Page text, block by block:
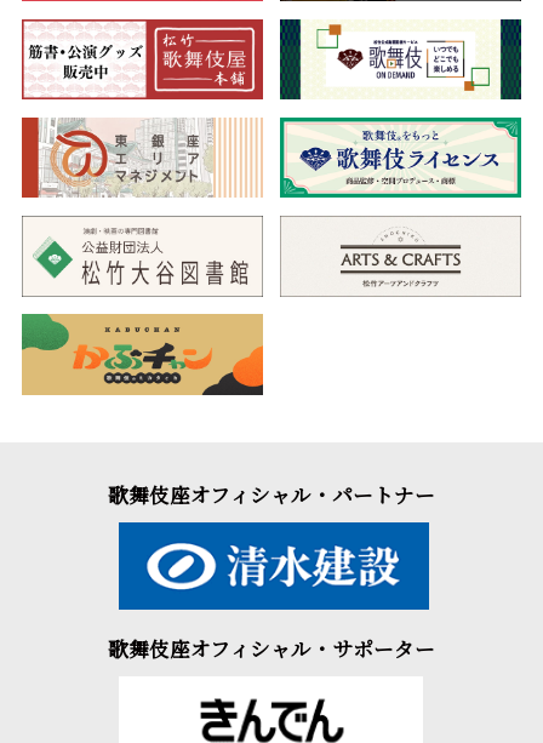
歌舞伎座オフィシャル・パートナー
歌舞伎座オフィシャル・サポーター